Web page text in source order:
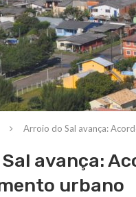
Arroio do Sal avança:
avança:
urbano